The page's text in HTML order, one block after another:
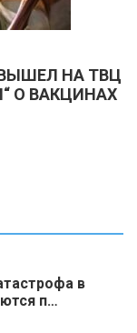
НА ТВЦ
О ВАКЦИНАХ
в
п…